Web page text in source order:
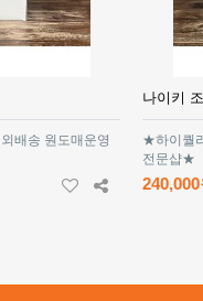
배송 원도매운영
나이키
★하이퀄
전문샵★
240,000